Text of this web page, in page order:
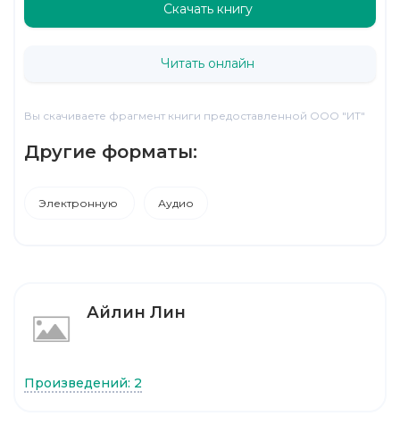
Скачать книгу
Читать онлайн
Вы скачиваете фрагмент книги предоставленной ООО "ИТ"
Другие форматы:
Электронную Аудио
Айлин Лин
Произведений: 2